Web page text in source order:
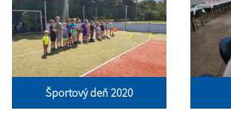
Športový deň 2020